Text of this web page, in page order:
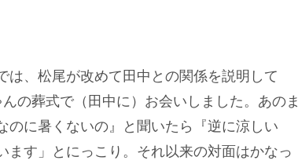
、松尾が改めて田中との関係を説明して
の葬式で（田中に）お会いしました。あのま
のに暑くないの』と聞いたら『逆に涼しい
ます」とにっこり。それ以来の対面はかなっ